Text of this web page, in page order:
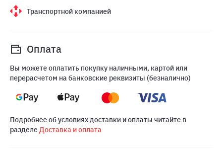
Транспортной компанией
Оплата
Вы можете оплатить покупку наличными, картой или
перерасчетом на банковские реквизиты (безналично)
Подробнее об условиях доставки и оплаты читайте в
разделеДоставка и оплата